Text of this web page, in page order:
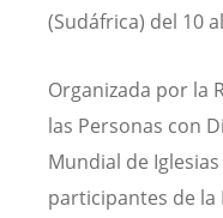
(Sudáfrica) del 10
Organizada por la
las Personas con
Mundial de
participantes de la